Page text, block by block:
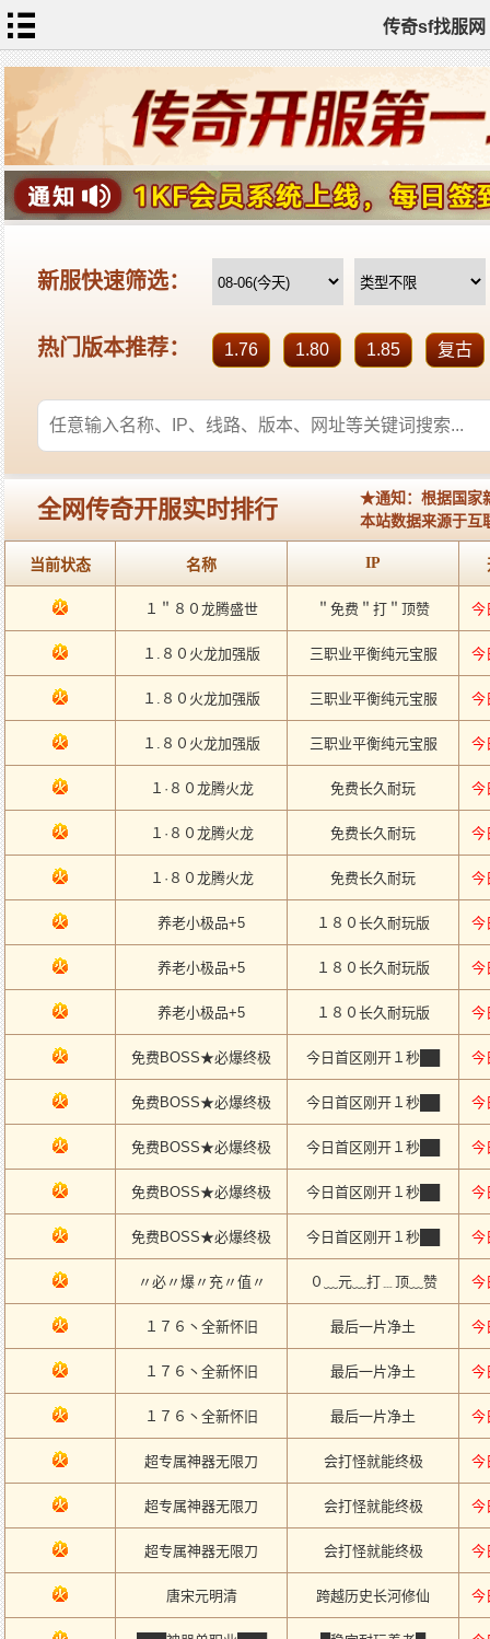
传奇sf找服网
首
页
传
奇
私
服
新
开
传
奇
热
血
传
奇
sf
找
服
发
布
全
站
标
签